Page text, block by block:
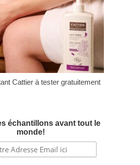
Cattier à tester gratuitement
échantillons avant tout le
monde!